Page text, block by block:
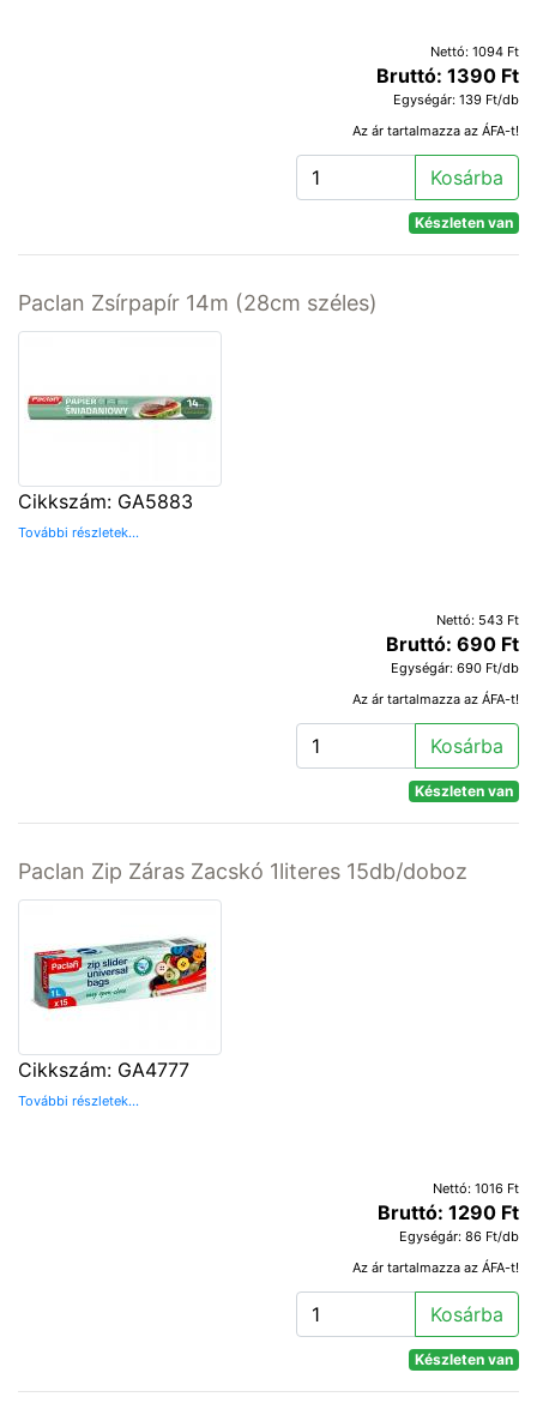
Nettó: 1094 Ft
Bruttó: 1390 Ft
Egységár: 139 Ft/db
Az ár tartalmazza az ÁFA-t!
Kosárba
Készleten van
Paclan Zsírpapír 14m (28cm széles)
Cikkszám: GA5883
További részletek...
Nettó: 543 Ft
Bruttó: 690 Ft
Egységár: 690 Ft/db
Az ár tartalmazza az ÁFA-t!
Kosárba
Készleten van
Paclan Zip Záras Zacskó 1literes 15db/doboz
Cikkszám: GA4777
További részletek...
Nettó: 1016 Ft
Bruttó: 1290 Ft
Egységár: 86 Ft/db
Az ár tartalmazza az ÁFA-t!
Kosárba
Készleten van